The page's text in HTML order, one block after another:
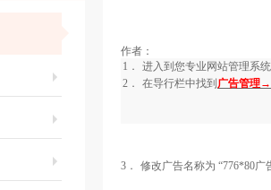
作者：
1．
进入到您专业网站管理系
2．
在导行栏中找到 广告管理
3． 修改广告名称为 “776*80广